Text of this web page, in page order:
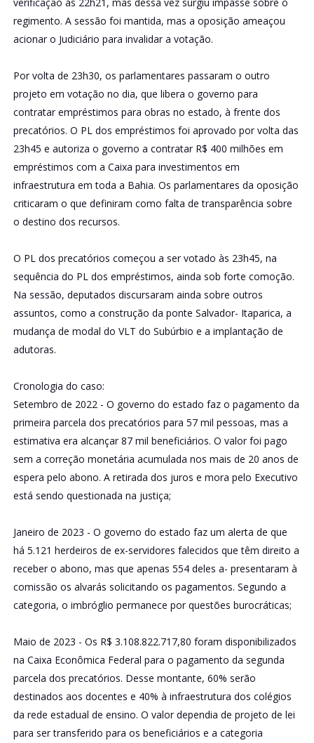
regimento. A sessão foi mantida, mas a oposição ameaçou
acionar o Judiciário para invalidar a votação.
Por volta de 23h30, os parlamentares passaram o outro
projeto em votação no dia, que libera o governo para
contratar empréstimos para obras no estado, à frente dos
precatórios. O PL dos empréstimos foi aprovado por volta das
23h45 e autoriza o governo a contratar R$ 400 milhões em
empréstimos com a Caixa para investimentos em
infraestrutura em toda a Bahia. Os parlamentares da oposição
criticaram o que definiram como falta de transparência sobre
o destino dos recursos.
O PL dos precatórios começou a ser votado às 23h45, na
sequência do PL dos empréstimos, ainda sob forte comoção.
Na sessão, deputados discursaram ainda sobre outros
assuntos, como a construção da ponte Salvador- Itaparica, a
mudança de modal do VLT do Subúrbio e a implantação de
adutoras.
Cronologia do caso:
Setembro de 2022 - O governo do estado faz o pagamento da
primeira parcela dos precatórios para 57 mil pessoas, mas a
estimativa era alcançar 87 mil beneficiários. O valor foi pago
sem a correção monetária acumulada nos mais de 20 anos de
espera pelo abono. A retirada dos juros e mora pelo Executivo
está sendo questionada na justiça;
Janeiro de 2023 - O governo do estado faz um alerta de que
há 5.121 herdeiros de ex-servidores falecidos que têm direito a
receber o abono, mas que apenas 554 deles a- presentaram à
comissão os alvarás solicitando os pagamentos. Segundo a
categoria, o imbróglio permanece por questões burocráticas;
Maio de 2023 - Os R$ 3.108.822.717,80 foram disponibilizados
na Caixa Econômica Federal para o pagamento da segunda
parcela dos precatórios. Desse montante, 60% serão
destinados aos docentes e 40% à infraestrutura dos colégios
da rede estadual de ensino. O valor dependia de projeto de lei
para ser transferido para os beneficiários e a categoria